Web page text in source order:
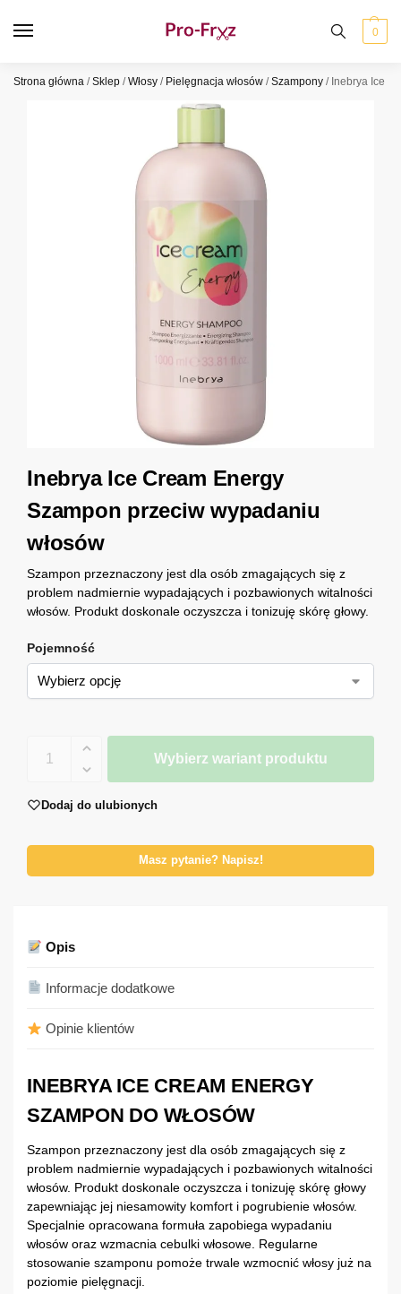
0
Strona główna /Sklep /Włosy / Pielęgnacja włosów /Szampony / Inebrya Ice
Inebrya Ice Cream Energy
Szampon przeciw wypadaniu
włosów
Szampon przeznaczony jest dla osób zmagających się z
problem nadmiernie wypadających i pozbawionych witalności
włosów. Produkt doskonale oczyszcza i tonizuję skórę głowy.
Pojemność
Wybierz wariant produktu
Dodaj do ulubionych
Masz pytanie? Napisz!
Opis
Informacje dodatkowe
Opinie klientów
INEBRYA ICE CREAM ENERGY
SZAMPON DO WŁOSÓW
Szampon przeznaczony jest dla osób zmagających się z
problem nadmiernie wypadających i pozbawionych witalności
włosów. Produkt doskonale oczyszcza i tonizuję skórę głowy
zapewniając jej niesamowity komfort i pogrubienie włosów.
Specjalnie opracowana formuła zapobiega wypadaniu
włosów oraz wzmacnia cebulki włosowe. Regularne
stosowanie szamponu pomoże trwale wzmocnić włosy już na
poziomie pielęgnacji.